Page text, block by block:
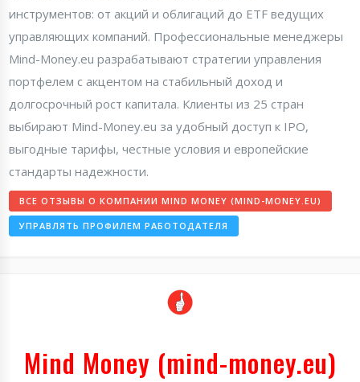
инструментов: от акций и облигаций до ETF ведущих
управляющих компаний. Профессиональные менеджеры
Mind-Money.eu разрабатывают стратегии управления
портфелем с акцентом на стабильный доход и
долгосрочный рост капитала. Клиенты из 25 стран
выбирают Mind-Money.eu за удобный доступ к IPO,
выгодные тарифы, честные условия и европейские
стандарты надежности.
ВСЕ ОТЗЫВЫ О КОМПАНИИ MIND MONEY (MIND-MONEY.EU)
УПРАВЛЯТЬ ПРОФИЛЕМ РАБОТОДАТЕЛЯ
Mind Money (mind-money.eu)